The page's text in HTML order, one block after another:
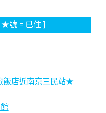
號 = 已住 ]
飯店近南京三民站★